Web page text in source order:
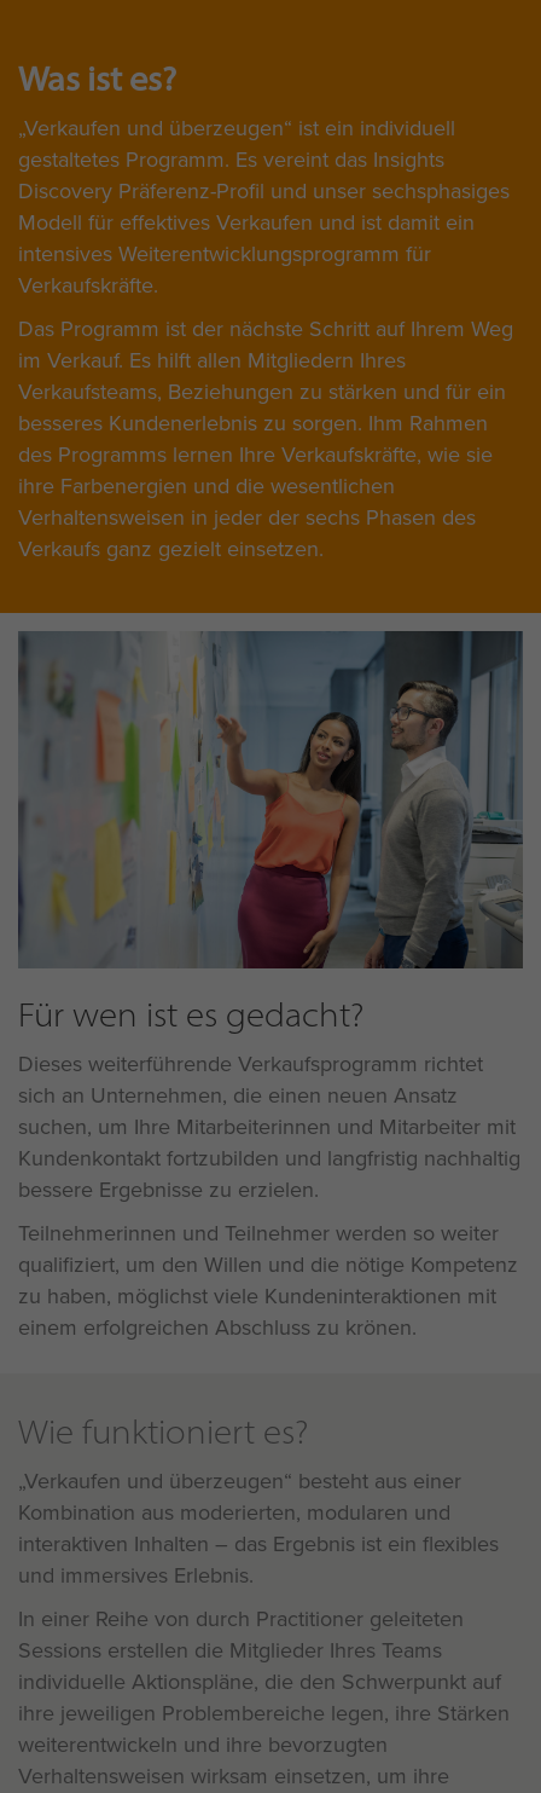
Was ist es?
Verkaufen und überzeugen“ ist ein individuell
gestaltetes Programm. Es vereint das Insights
Discovery Präferenz-Profil und unser sechsphasiges
Modell für effektives Verkaufen und ist damit ein
intensives Weiterentwicklungsprogramm für
Verkaufskräfte.
Das Programm ist der nächste Schritt auf Ihrem Weg
im Verkauf. Es hilft allen Mitgliedern Ihres
Verkaufsteams, Beziehungen zu stärken und für ein
besseres Kundenerlebnis zu sorgen. Ihm Rahmen
des Programms lernen Ihre Verkaufskräfte, wie sie
ihre Farbenergien und die wesentlichen
Verhaltensweisen in jeder der sechs Phasen des
Verkaufs ganz gezielt einsetzen.
Für wen ist es gedacht?
Dieses weiterführende Verkaufsprogramm richtet
sich an Unternehmen, die einen neuen Ansatz
suchen, um Ihre Mitarbeiterinnen und Mitarbeiter mit
Kundenkontakt fortzubilden und langfristig nachhaltig
bessere Ergebnisse zu erzielen.
Teilnehmerinnen und Teilnehmer werden so weiter
qualifiziert, um den Willen und die nötige Kompetenz
zu haben, möglichst viele Kundeninteraktionen mit
einem erfolgreichen Abschluss zu krönen.
Wie funktioniert es?
Verkaufen und überzeugen“ besteht aus einer
Kombination aus moderierten, modularen und
interaktiven Inhalten – das Ergebnis ist ein flexibles
und immersives Erlebnis.
In einer Reihe von durch Practitioner geleiteten
Sessions erstellen die Mitglieder Ihres Teams
individuelle Aktionspläne, die den Schwerpunkt auf
ihre jeweiligen Problembereiche legen, ihre Stärken
weiterentwickeln und ihre bevorzugten
Verhaltensweisen wirksam einsetzen, um ihre